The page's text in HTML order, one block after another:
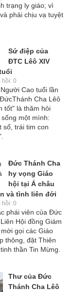
trạng ly giáo; vì
phải chịu vạ tuyệt
Sứ điệp của
ĐTC Lêô XIV
hồi: 0
Cao tuổi lần
Cha Lêô
tốt" là thăm hỏi
một mình:
số, trái tim con
Đức Thánh Cha
hy vọng Giáo
hội tại Á châu
và tình liên đới
hồi: 0
phái viên của Đức
Hội đồng Giám
gọi các Giáo
thông, đặt Thiên
thần Tin Mừng.
Thư của Đức
Thánh Cha Lêô